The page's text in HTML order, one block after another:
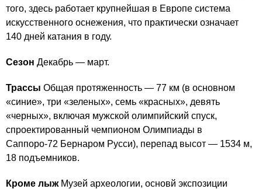
того, здесь работает крупнейшая в Европе система
искусственного оснежения, что практически означает
140 дней катания в году.
Сезон Декабрь — март.
Трассы Общая протяженность — 77 км (в основном
«синие», три «зеленых», семь «красных», девять
«черных», включая мужской олимпийский спуск,
спроектированный чемпионом Олимпиады в
Саппоро-72 Бернаром Русси), перепад высот — 1534 м,
18 подъемников.
Кроме лыжМузей археологии, основй экспозиции